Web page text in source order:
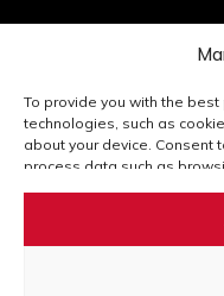
To provide you with the
technologies, such as
about your device. Consent
process data such as
affect certain features and
クッキーポリシー
サイトマップ